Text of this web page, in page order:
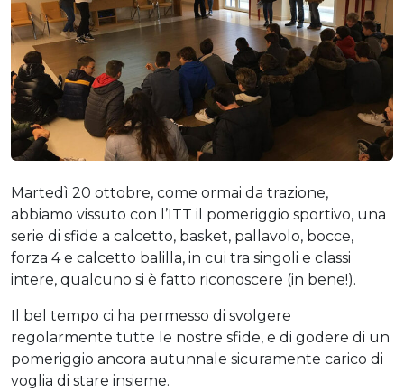
Martedì 20 ottobre, come ormai da trazione,
abbiamo vissuto con l’ITT il pomeriggio sportivo, una
serie di sfide a calcetto, basket, pallavolo, bocce,
forza 4 e calcetto balilla, in cui tra singoli e classi
intere, qualcuno si è fatto riconoscere (in bene!).
Il bel tempo ci ha permesso di svolgere
regolarmente tutte le nostre sfide, e di godere di un
pomeriggio ancora autunnale sicuramente carico di
voglia di stare insieme.